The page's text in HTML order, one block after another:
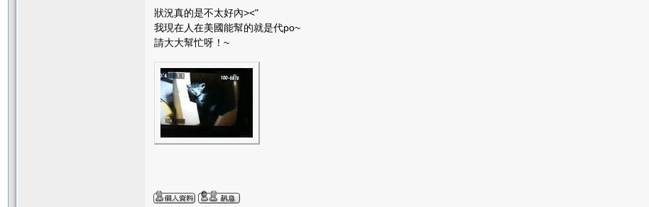
狀況真的是不太好內><"
我現在人在美國能幫的就是代po~
請大大幫忙呀！~